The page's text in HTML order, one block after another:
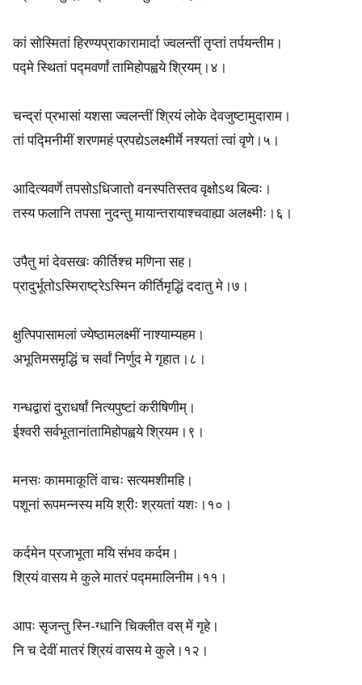
h
a
o
F
i
v
e
B
o
i
s
कां सोस्मितां हिरण्यप्राकारामार्दा ज्वलन्तीं तृप्तां तर्पयन्तीम।
पद्मे स्थितां पद्मवर्णां तामिहोपह्वये श्रियम्।४।
चन्द्रां प्रभासां यशसा ज्वलन्तीं श्रियं लोके देवजुष्टामुदाराम।
तां पद्मिनीमीं शरणमहं प्रपद्येऽलक्ष्मीर्मे नश्यतां त्वां वृणे।५।
आदित्यवर्णे तपसोऽधिजातो वनस्पतिस्तव वृक्षोऽथ बिल्वः।
तस्य फलानि तपसा नुदन्तु मायान्तरायाश्चवाह्या अलक्ष्मीः।६।
उपैतु मां देवसखः कीर्तिश्च मणिना सह।
प्रादुर्भूतोऽस्मिराष्ट्रेऽस्मिन कीर्तिमृद्धिं ददातु मे।७।
क्षुत्पिपासामलां ज्येष्ठामलक्ष्मीं नाश्याम्यहम।
अभूतिमसमृद्धिं च सर्वां निर्णुद मे गृहात।८।
गन्धद्वारां दुराधर्षां नित्यपुष्टां करीषिणीम्।
ईश्वरी सर्वभूतानांतामिहोपह्वये श्रियम।९।
मनसः काममाकूतिं वाचः सत्यमशीमहि।
पशूनां रूपमन्नस्य मयि श्रीः श्रयतां यशः।१०।
कर्दमेन प्रजाभूता मयि संभव कर्दम।
श्रियं वासय मे कुले मातरं पद्ममालिनीम।११।
आपः सृजन्तु स्नि-ग्धानि चिक्लीत वस् में गृहे।
नि च देवीं मातरं श्रियं वासय मे कुले।१२।